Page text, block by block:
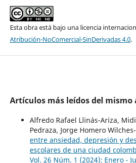
Esta obra está bajo una licencia
Atribución-NoComercial-SinDerivadas 4.0.
Artículos más leídos del
Alfredo Rafael Llinás-Ariza,
Pedraza, Jorge Homero
entre ansiedad, depresión y
escolares de una ciudad
Vol. 26 Núm. 1 (2024): Enero -